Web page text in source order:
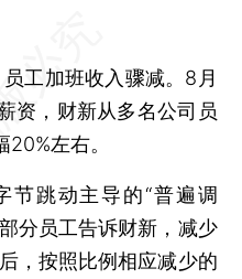
员工加班收入骤减。8月
资，财新从多名公司员
左右。
跳动主导的“普遍调
分员工告诉财新，减少
，按照比例相应减少的